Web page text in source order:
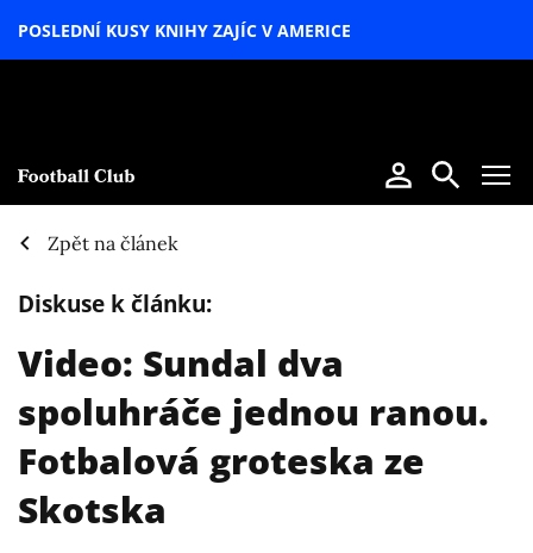
POSLEDNÍ KUSY KNIHY ZAJÍC V AMERICE
Zpět na článek
Diskuse k článku:
Video: Sundal dva
spoluhráče jednou ranou.
Fotbalová groteska ze
Skotska